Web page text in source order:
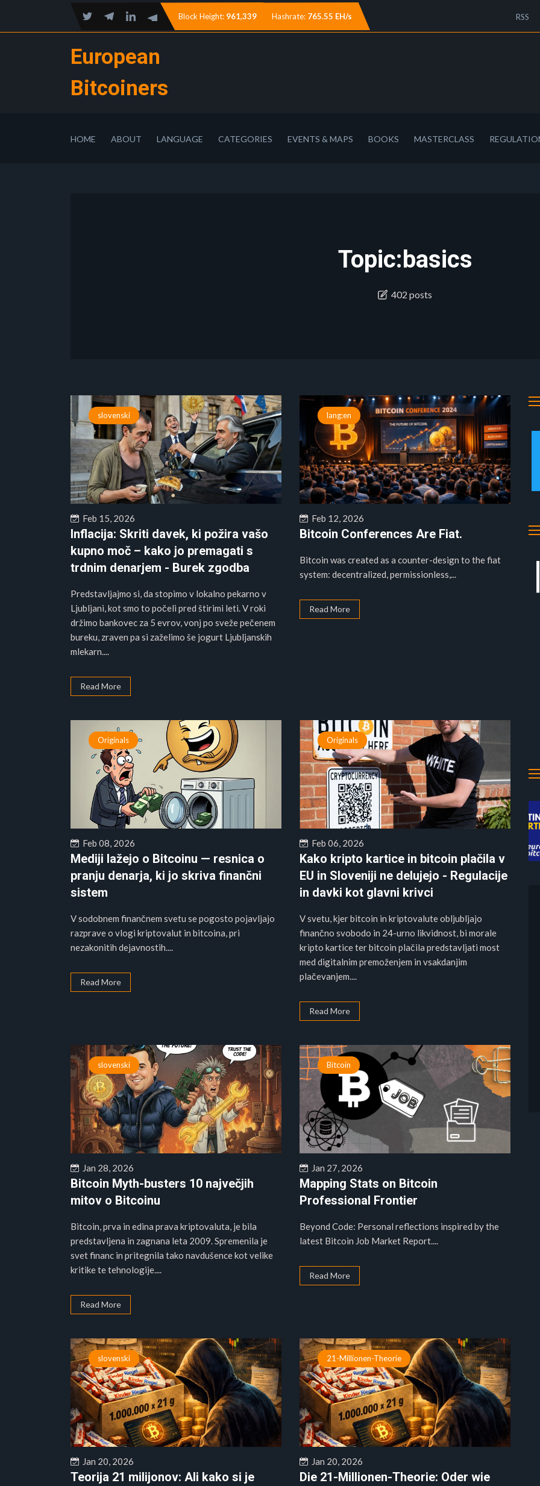
Block Height: 961,339 Hashrate: 765.55 EH/s RSS
European
Bitcoiners
HOME ABOUT LANGUAGE CATEGORIES EVENTS & MAPS BOOKS MASTERCLASS
Topic:basics
402 posts
slovenski
Feb 15, 2026
Inflacija: Skriti davek, ki požira vašo
kupno moč – kako jo premagati s
trdnim denarjem - Burek zgodba
Predstavljajmo si, da stopimo v lokalno pekarno v
Ljubljani, kot smo to počeli pred štirimi leti. V roki
držimo bankovec za 5 evrov, vonj po sveže pečenem
bureku, zraven pa si zaželimo še jogurt Ljubljanskih
mlekarn....
Read More
lang:en
Feb 12, 2026
Bitcoin Conferences Are Fiat.
Bitcoin was created as a counter-design to the fiat
system: decentralized, permissionless,...
Read More
Originals
Feb 08, 2026
Mediji lažejo o Bitcoinu — resnica o
pranju denarja, ki jo skriva finančni
sistem
V sodobnem finančnem svetu se pogosto pojavljajo
razprave o vlogi kriptovalut in bitcoina, pri
nezakonitih dejavnostih....
Read More
Originals
Feb 06, 2026
Kako kripto kartice in bitcoin plačila v
EU in Sloveniji ne delujejo - Regulacije
in davki kot glavni krivci
V svetu, kjer bitcoin in kriptovalute obljubljajo
finančno svobodo in 24-urno likvidnost, bi morale
kripto kartice ter bitcoin plačila predstavljati most
med digitalnim premoženjem in vsakdanjim
plačevanjem....
Read More
slovenski
Jan 28, 2026
Bitcoin Myth-busters 10 največjih
mitov o Bitcoinu
Bitcoin, prva in edina prava kriptovaluta, je bila
predstavljena in zagnana leta 2009. Spremenila je
svet financ in pritegnila tako navdušence kot velike
kritike te tehnologije....
Read More
Bitcoin
Jan 27, 2026
Mapping Stats on Bitcoin
Professional Frontier
Beyond Code: Personal reflections inspired by the
latest Bitcoin Job Market Report....
Read More
slovenski
Jan 20, 2026
Teorija 21 milijonov: Ali kako si je
21-Millionen-Theorie
Jan 20, 2026
Die 21-Millionen-Theorie: Oder wie